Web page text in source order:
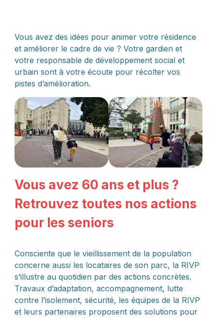
Vous avez des idées pour animer votre résidence
et améliorer le cadre de vie ? Votre gardien et
votre responsable de développement social et
urbain sont à votre écoute pour récolter vos
pistes d’amélioration.
Vous avez 60 ans et plus ?
Retrouvez toutes nos actions
pour les seniors
Consciente que le vieillissement de la population
concerne aussi les locataires de son parc, la RIVP
s’illustre au quotidien par des actions concrètes.
Travaux d’adaptation, accompagnement, lutte
contre l’isolement, sécurité, les équipes de la RIVP
et leurs partenaires proposent des solutions pour